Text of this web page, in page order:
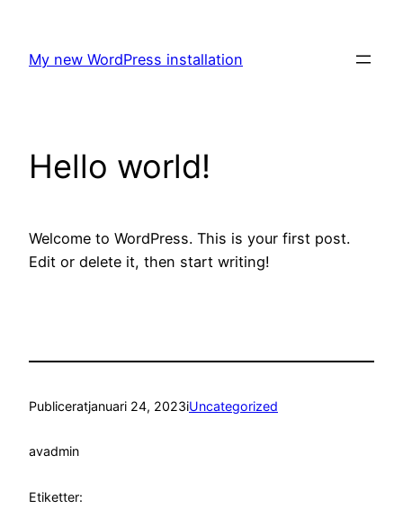
innehåll
My new WordPress installation
Hello world!
Welcome to WordPress. This is your first post.
Edit or delete it, then start writing!
Publiceratjanuari 24, 2023iUncategorized
avadmin
Etiketter: